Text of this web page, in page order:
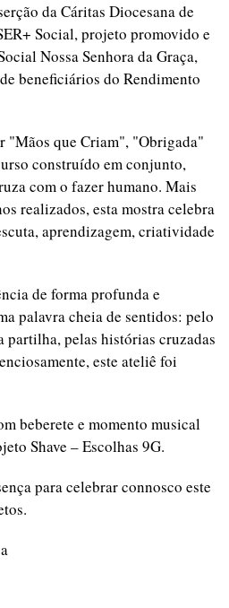
da Cáritas Diocesana de
Social, projeto promovido e
Nossa Senhora da Graça,
beneficiários do Rendimento
"Mãos que Criam", "Obrigada"
construído em conjunto,
com o fazer humano. Mais
realizados, esta mostra celebra
aprendizagem, criatividade
de forma profunda e
palavra cheia de sentidos: pelo
partilha, pelas histórias cruzadas
este ateliê foi
beberete e momento musical
Shave – Escolhas 9G.
para celebrar connosco este